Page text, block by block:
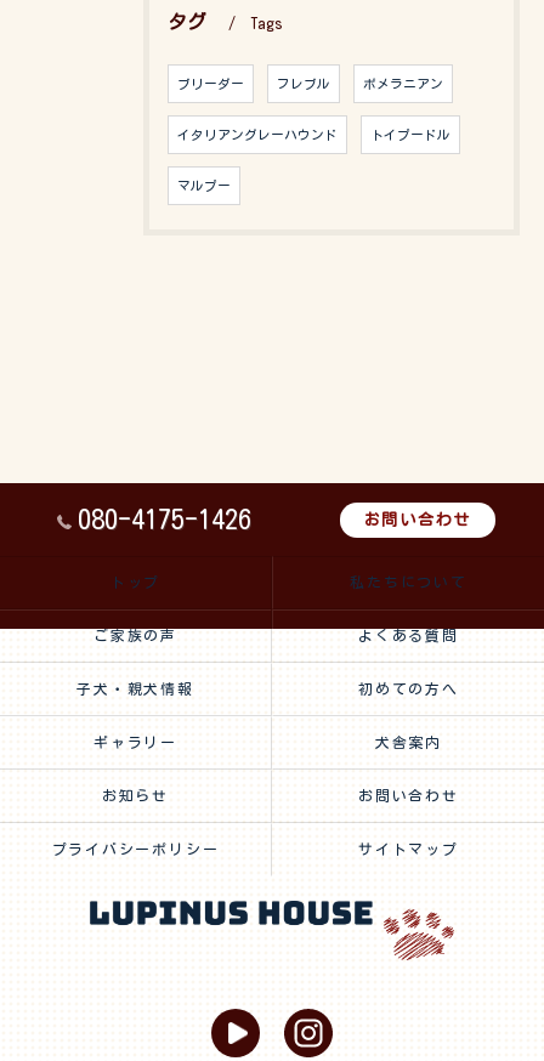
タグ Tags
ブリーダー フレブル ポメラニアン
イタリアングレーハウンド トイプードル
マルプー
080-4175-1426 お問い合わせ
トップ 私たちについて
ご家族の声 よくある質問
子犬・親犬情報 初めての方へ
ギャラリー 犬舎案内
お知らせ お問い合わせ
プライバシーポリシー サイトマップ